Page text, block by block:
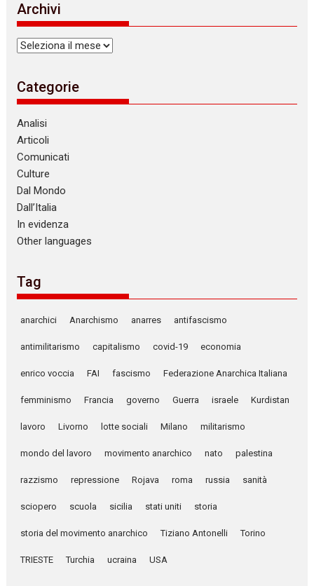
c
e
Archivi
Archivi
Categorie
Analisi
Articoli
Comunicati
Culture
Dal Mondo
Dall’Italia
In evidenza
Other languages
Tag
anarchici Anarchismo anarres antifascismo
antimilitarismo capitalismo covid-19 economia
enrico voccia FAI fascismo Federazione Anarchica Italiana
femminismo Francia governo Guerra israele Kurdistan
lavoro Livorno lotte sociali Milano militarismo
mondo del lavoro movimento anarchico nato palestina
razzismo repressione Rojava roma russia sanità
sciopero scuola sicilia stati uniti storia
storia del movimento anarchico Tiziano Antonelli Torino
TRIESTE Turchia ucraina USA